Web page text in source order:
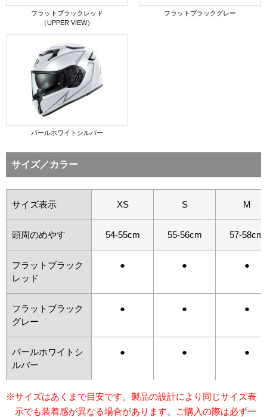
フラットブラックレッド
（UPPER VIEW）
フラットブラックグレー
パールホワイトシルバー
サイズ／カラー
サイズ表示 XS S M
頭周のめやす 54-55cm 55-56cm 57-58cm
フラットブラック
レッド
● ● ●
フラットブラック
グレー
● ● ●
パールホワイトシ
ルバー
● ● ●
※サイズはあくまで目安です。製品の設計により同じサイズ表
示でも装着感が異なる場合があります。ご購入の際は必ず一